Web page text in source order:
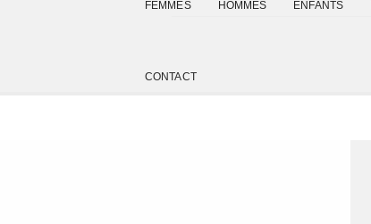
FEMMES HOMMES ENFANTS
CONTACT